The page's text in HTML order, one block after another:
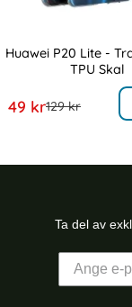
Huawei P20 Lite -
TPU Skal
rea pris
49 krtidigare pris
129 kr
, Huawei P20
Ta del av